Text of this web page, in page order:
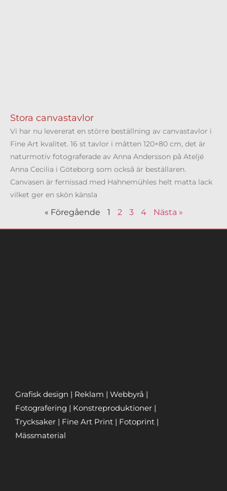
Stora canvastavlor
Vi har nu levererat en större beställning av canvastavlor i
Fine Art kvalitet. 16 st tavlor i måtten 120×80 cm, det är
naturmotiv fotograferade av Anna Andersson på Ateljé
Anna Cecilia i Göteborg som också är beställaren.
Canvasen är fernissad med Hahnemühles helt matta lack
vilket ger en skön känsla
« Föregående 1 2 3 4 Nästa »
Grafisk design | Reklam | Webbyrå |
Fotografering | Konstreproduktioner |
Trycksaker | Fine Art Print | Fotoprint |
Mässmaterial